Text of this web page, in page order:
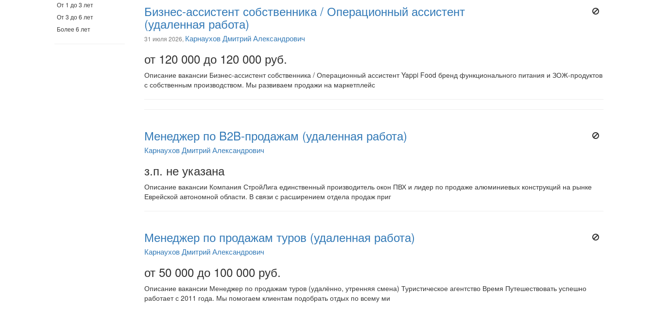
От 1 до 3 лет
От 3 до 6 лет
Более 6 лет
Бизнес-ассистент собственника / Операционный ассистент
(удаленная работа)
31 июля 2026, Карнаухов Дмитрий Александрович
от 120 000 до 120 000 руб.
Описание вакансии Бизнес-ассистент собственника / Операционный ассистент Yappi Food бренд функционального питания и ЗОЖ-продуктов
с собственным производством. Мы развиваем продажи на маркетплейс
Менеджер по B2B-продажам (удаленная работа)
Карнаухов Дмитрий Александрович
з.п. не указана
Описание вакансии Компания СтройЛига единственный производитель окон ПВХ и лидер по продаже алюминиевых конструкций на рынке
Еврейской автономной области. В связи с расширением отдела продаж приг
Менеджер по продажам туров (удаленная работа)
Карнаухов Дмитрий Александрович
от 50 000 до 100 000 руб.
Описание вакансии Менеджер по продажам туров (удалённо, утренняя смена) Туристическое агентство Время Путешествовать успешно
работает с 2011 года. Мы помогаем клиентам подобрать отдых по всему ми